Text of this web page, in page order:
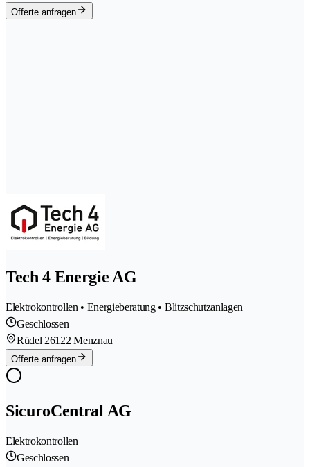
Offerte anfragen
Tech 4 Energie AG
Elektrokontrollen • Energieberatung • Blitzschutzanlagen
Geschlossen
Rüdel 26122 Menznau
Offerte anfragen
SicuroCentral AG
Elektrokontrollen
Geschlossen